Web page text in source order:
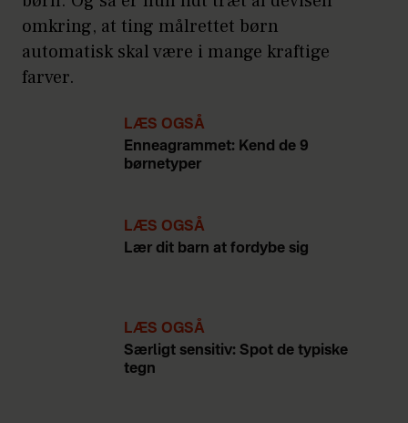
omkring, at ting målrettet børn
automatisk skal være i mange kraftige
farver.
LÆS OGSÅ
Enneagrammet: Kend de 9
børnetyper
LÆS OGSÅ
Lær dit barn at fordybe sig
LÆS OGSÅ
Særligt sensitiv: Spot de typiske
tegn